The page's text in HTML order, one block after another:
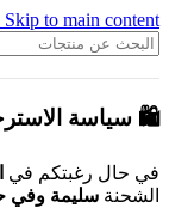
Skip to main content
🛍️ سياسة
في حال رغبتكم في
الشحنة سليمة وفي